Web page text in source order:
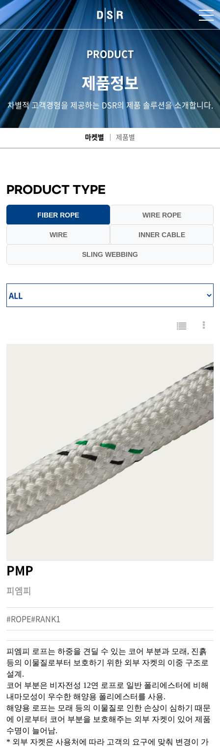
PRODUCT
제품정보
차별적 고객경험을 제공하는 DSR의 제품 솔루션을 소개합니다.
마켓별 제품별
PRODUCT TYPE
FIBER ROPE WIRE ROPE
WIRE INNER CABLE
SLING WEBBING
PMP
피엠피
#ROPE#RANK1
피엠피 로프는 하중을 견딜 수 있는 코어 부분과 모래, 진흙
등의 이물질로부터 보호하기 위한 외부 자켓의 이중 구조로
설계.
코어 부분은 비자전성 12연 로프로 일반 폴리에스터에 비해
내마모성이 우수한 해양용 폴리에스터를 사용.
해양용 로프는 모래 등의 이물질로 인한 손상이 심하기 때문
에 이로부터 코어 부분을 보호해주는 외부 자켓이 있어 제품
수명이 늘어남.
* 외부 자켓은 사용처에 따라 고객의 요구에 맞춰 변경이 가